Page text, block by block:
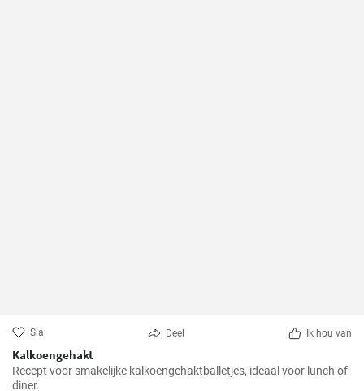
Sla Deel Ik hou van
Kalkoengehakt
Recept voor smakelijke kalkoengehaktballetjes, ideaal voor lunch of
diner.